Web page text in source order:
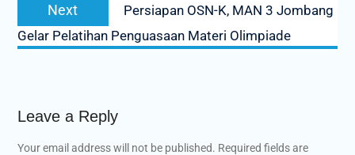
Next
post:
Persiapan OSN-K, MAN 3 Jombang
Gelar Pelatihan Penguasaan Materi Olimpiade
Leave a Reply
Your email address will not be published. Required fields are